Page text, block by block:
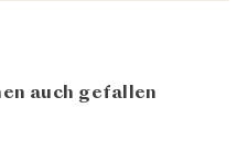
auch gefallen